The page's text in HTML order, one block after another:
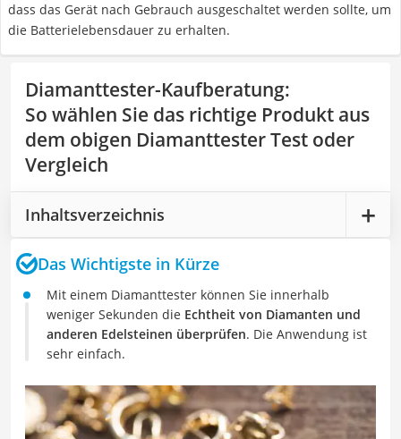
dass das Gerät nach Gebrauch ausgeschaltet werden sollte, um
die Batterielebensdauer zu erhalten.
Diamanttester-Kaufberatung:
So wählen Sie das richtige Produkt aus
dem obigen Diamanttester Test oder
Vergleich
Inhaltsverzeichnis
Das Wichtigste in Kürze
Mit einem Diamanttester können Sie innerhalb
weniger Sekunden die Echtheit von Diamanten und
anderen Edelsteinen überprüfen. Die Anwendung ist
sehr einfach.